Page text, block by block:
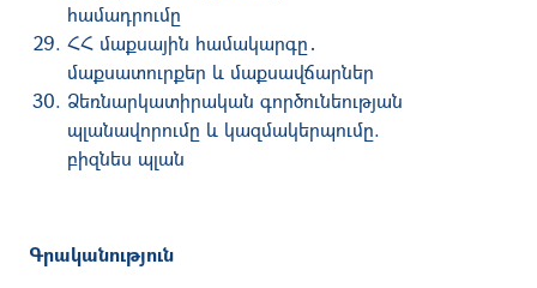
համադրումը
ՀՀ մաքսային համակարգը․
մաքսատուրքեր և մաքսավճարներ
Ձեռնարկատիրական գործունեության
պլանավորումը և կազմակերպումը.
բիզնես պլան
Գրականություն